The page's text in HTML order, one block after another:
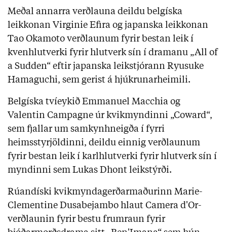
Meðal annarra verðlauna deildu belgíska
leikkonan Virginie Efira og japanska leikkonan
Tao Okamoto verðlaunum fyrir bestan leik í
kvenhlutverki fyrir hlutverk sín í dramanu „All of
a Sudden“ eftir japanska leikstjórann Ryusuke
Hamaguchi, sem gerist á hjúkrunarheimili.
Belgíska tvíeykið Emmanuel Macchia og
Valentin Campagne úr kvikmyndinni „Coward“,
sem fjallar um samkynhneigða í fyrri
heimsstyrjöldinni, deildu einnig verðlaunum
fyrir bestan leik í karlhlutverki fyrir hlutverk sín í
myndinni sem Lukas Dhont leikstýrði.
Rúandíski kvikmyndagerðarmaðurinn Marie-
Clementine Dusabejambo hlaut Camera d'Or-
verðlaunin fyrir bestu frumraun fyrir